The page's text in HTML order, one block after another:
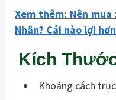
Xem thêm: Nên
Nhân? Cái nào lợi
Kích
Khoảng cách